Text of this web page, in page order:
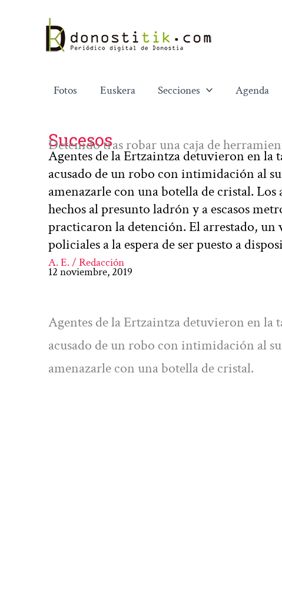
contenido
Fotos Euskera Secciones Agenda
Sucesos
Detenido tras robar una caja de
Agentes de la Ertzaintza detuvieron en la
acusado de un robo con intimidación al
amenazarle con una botella de cristal.
hechos al presunto ladrón y a escasos
practicaron la detención. El arrestado, un
policiales a la espera de ser puesto a
A. E. / Redacción
12 noviembre, 2019
Agentes de la Ertzaintza detuvieron en la
acusado de un robo con intimidación al
amenazarle con una botella de cristal.